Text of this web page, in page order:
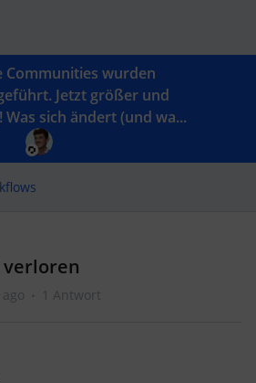
Communities wurden
Jetzt größer und
sich ändert (und wa...
verloren
1 Antwort